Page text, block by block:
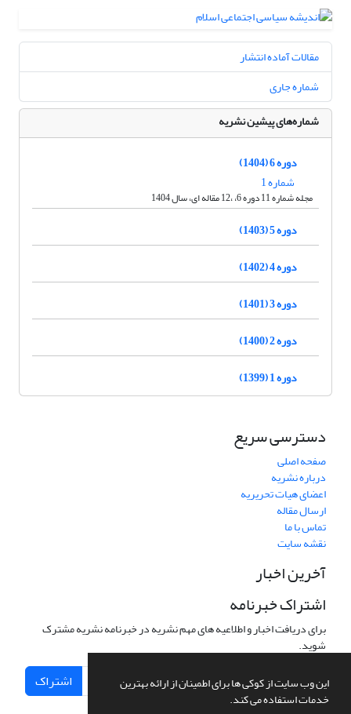
این وب سایت از کوکی ها برای اطمینان از ارائه بهترین
خدمات استفاده می کند.
مقالات آماده انتشار
شماره جاری
شماره‌های پیشین نشریه
دوره 6 (1404)
شماره 1
مجله شماره 11 دوره 6، ،12 مقاله ای، سال 1404
دوره 5 (1403)
دوره 4 (1402)
دوره 3 (1401)
دوره 2 (1400)
دوره 1 (1399)
دسترسی سریع
صفحه اصلی
درباره نشریه
اعضای هیات تحریریه
ارسال مقاله
تماس با ما
نقشه سایت
آخرین اخبار
اشتراک خبرنامه
برای دریافت اخبار و اطلاعیه های مهم نشریه در خبرنامه نشریه مشترک
شوید.
اشتراک